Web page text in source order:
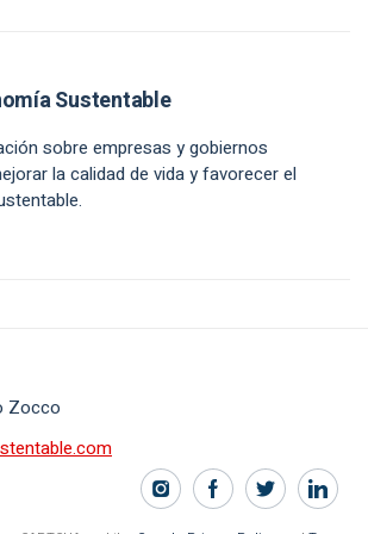
Sustentable
sobre empresas y gobiernos
la calidad de vida y favorecer el
Zocco